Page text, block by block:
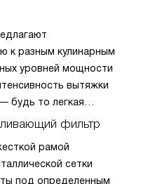
к разным кулинарным
уровней мощности
вытяжки
будь то легкая
или мощное
жарке. Это
для любых
на кухне свежим
фильтр
рамой
сетки
под определенным